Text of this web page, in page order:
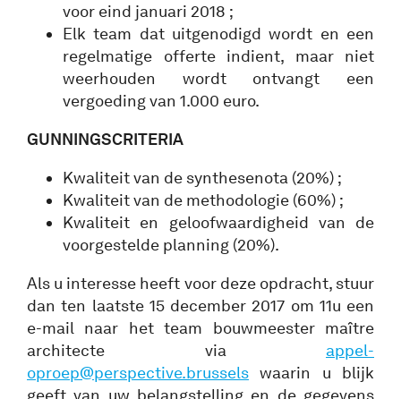
voor eind januari 2018 ;
Elk team dat uitgenodigd wordt en een
regelmatige offerte indient, maar niet
weerhouden wordt ontvangt een
vergoeding van 1.000 euro.
GUNNINGSCRITERIA
Kwaliteit van de synthesenota (20%) ;
Kwaliteit van de methodologie (60%) ;
Kwaliteit en geloofwaardigheid van de
voorgestelde planning (20%).
Als u interesse heeft voor deze opdracht, stuur
dan ten laatste 15 december 2017 om 11u een
e-mail naar het team bouwmeester maître
architecte via appel-
oproep@perspective.brussels waarin u blijk